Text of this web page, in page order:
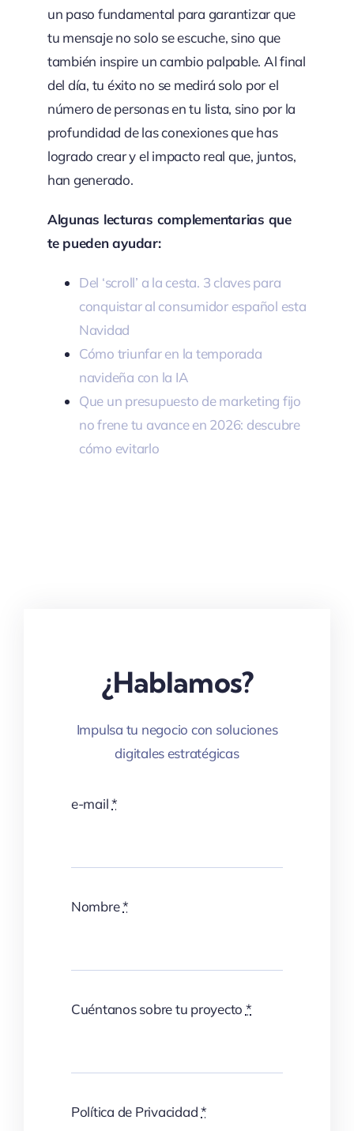
un paso fundamental para garantizar que
tu mensaje no solo se escuche, sino que
también inspire un cambio palpable. Al final
del día, tu éxito no se medirá solo por el
número de personas en tu lista, sino por la
profundidad de las conexiones que has
logrado crear y el impacto real que, juntos,
han generado.
Algunas lecturas complementarias que
te pueden ayudar:
Del ‘scroll’ a la cesta. 3 claves para
conquistar al consumidor español esta
Navidad
Cómo triunfar en la temporada
navideña con la IA
Que un presupuesto de marketing fijo
no frene tu avance en 2026: descubre
cómo evitarlo
¿Hablamos?
Impulsa tu negocio con soluciones
digitales estratégicas
e-mail*
Nombre*
Cuéntanos sobre tu proyecto *
Política de Privacidad*